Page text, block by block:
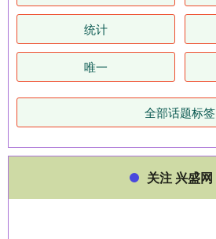
统计
唯一
全部话题标签
关注 兴盛网